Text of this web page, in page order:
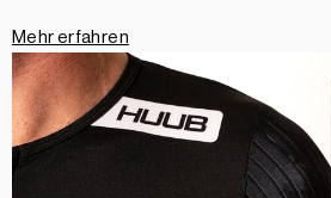
Mehr erfahren